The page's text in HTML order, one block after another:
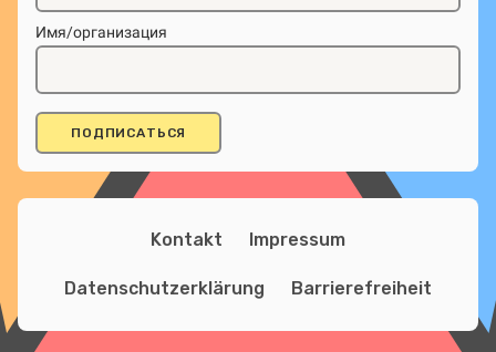
Имя/организация
Kontakt Impressum
Datenschutzerklärung Barrierefreiheit